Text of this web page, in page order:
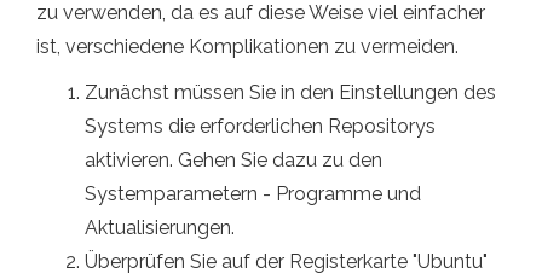
zu verwenden, da es auf diese Weise viel einfacher
ist, verschiedene Komplikationen zu vermeiden.
Zunächst müssen Sie in den Einstellungen des
Systems die erforderlichen Repositorys
aktivieren. Gehen Sie dazu zu den
Systemparametern - Programme und
Aktualisierungen.
Überprüfen Sie auf der Registerkarte "Ubuntu"